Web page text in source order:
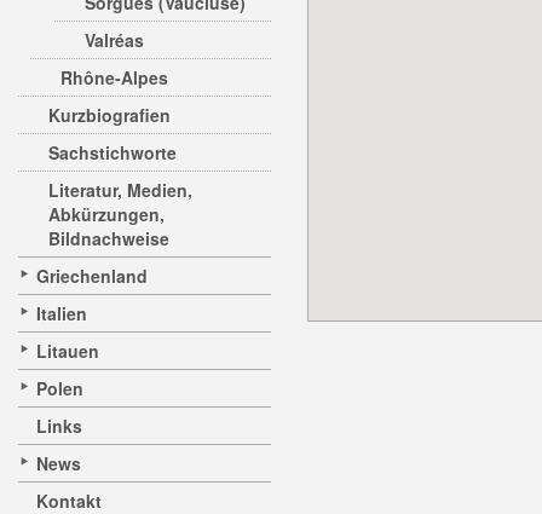
Valréas
Rhône-Alpes
Kurzbiografien
Sachstichworte
Literatur, Medien,
Abkürzungen,
Bildnachweise
Griechenland
Italien
Litauen
Polen
Links
News
Kontakt